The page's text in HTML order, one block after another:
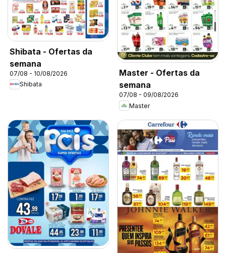
Shibata - Ofertas da
semana
07/08 - 10/08/2026
Shibata
Master - Ofertas da
semana
07/08 - 09/08/2026
Master